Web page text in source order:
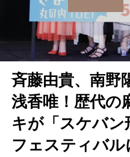
斉藤由貴、南野
浅香唯！歴代の
キが「スケバン
フェスティバル